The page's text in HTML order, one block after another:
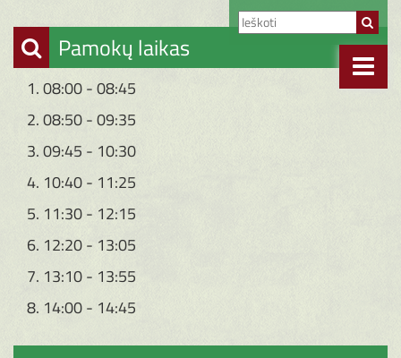
Pamokų laikas
1. 08:00 - 08:45
2. 08:50 - 09:35
3. 09:45 - 10:30
4. 10:40 - 11:25
5. 11:30 - 12:15
6. 12:20 - 13:05
7. 13:10 - 13:55
8. 14:00 - 14:45